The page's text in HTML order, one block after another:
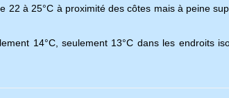
22 à 25°C à proximité des côtes mais à peine
14°C, seulement 13°C dans les endroits